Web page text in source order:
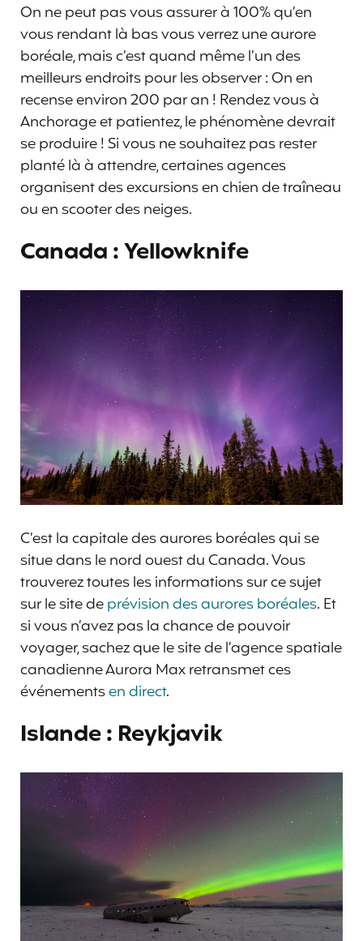
On ne peut pas vous assurer à 100% qu’en
vous rendant là bas vous verrez une aurore
boréale, mais c’est quand même l’un des
meilleurs endroits pour les observer : On en
recense environ 200 par an ! Rendez vous à
Anchorage et patientez, le phénomène devrait
se produire ! Si vous ne souhaitez pas rester
planté là à attendre, certaines agences
organisent des excursions en chien de traîneau
ou en scooter des neiges.
Canada : Yellowknife
C’est la capitale des aurores boréales qui se
situe dans le nord ouest du Canada. Vous
trouverez toutes les informations sur ce sujet
sur le site deprévision des aurores boréales. Et
si vous n’avez pas la chance de pouvoir
voyager, sachez que le site de l’agence spatiale
canadienne Aurora Max retransmet ces
événementsen direct.
Islande : Reykjavik